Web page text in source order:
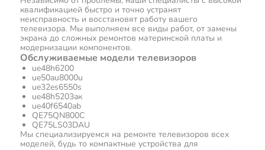
квалификацией быстро и точно устранят
неисправность и восстановят работу вашего
телевизора. Мы выполняем все виды работ, от замены
экрана до сложных ремонтов материнской платы и
модернизации компонентов.
Обслуживаемые модели телевизоров
ue48h6200
ue50au8000u
ue32es6550s
ue48h5203aк
ue40f6540ab
QE75QN800C
QE75LS03DAU
Мы специализируемся на ремонте телевизоров всех
моделей, будь то компактные устройства для